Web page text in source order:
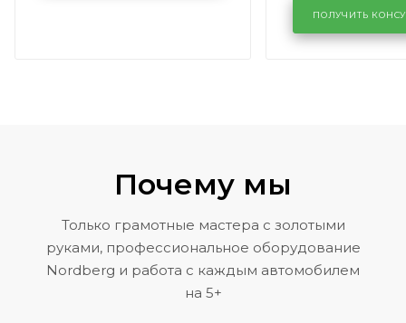
районе
Volkswagen
ПОЛУЧИТЬ
Почему мы
Только грамотные мастера с золотыми
руками, профессиональное оборудование
Nordberg и работа с каждым автомобилем
на 5+